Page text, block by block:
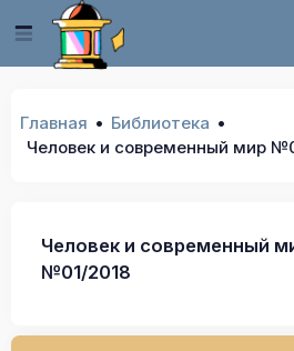
Главная
Библиотека
Человек и современный мир
Человек и современный
№01/2018